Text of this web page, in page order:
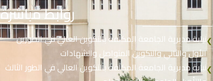
روابط مباشرة
❮نيابة مديرية الجامعة المكلفة بالتكوين العالي في الطورين
الأول والثاني والتكوين المتواصل والشهادات
❮نيابة مديرية الجامعة المكلفة بالتكوين العالي في الطور الثالث